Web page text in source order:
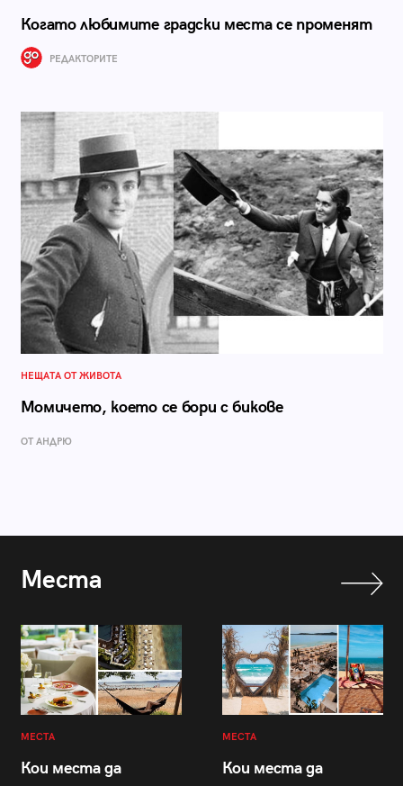
Когато любимите градски места се променят
РЕДАКТОРИТЕ
НЕЩАТА ОТ ЖИВОТА
Момичето, което се бори с бикове
ОТ АНДРЮ
Места
МЕСТА
Кои места да
МЕСТА
Кои места да